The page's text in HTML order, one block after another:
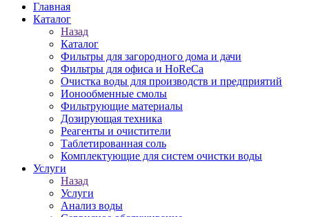
Главная
Каталог
Назад
Каталог
Фильтры для загородного дома и дачи
Фильтры для офиса и HoReCa
Очистка воды для производств и предприятий
Ионообменные смолы
Фильтрующие материалы
Дозирующая техника
Реагенты и очистители
Таблетированная соль
Комплектующие для систем очистки воды
Услуги
Назад
Услуги
Анализ воды